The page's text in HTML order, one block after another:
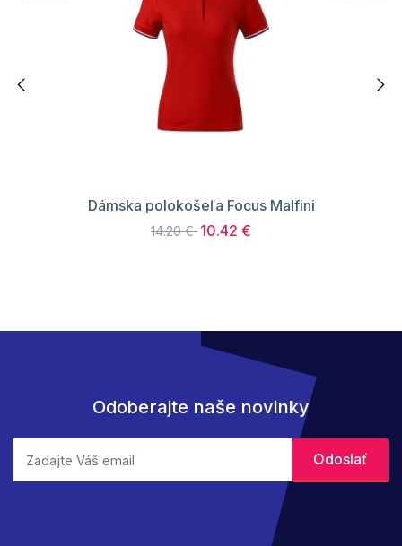
Dámska polokošeľa Focus Malfini
14.20 € 10.42 €
Odoberajte naše novinky